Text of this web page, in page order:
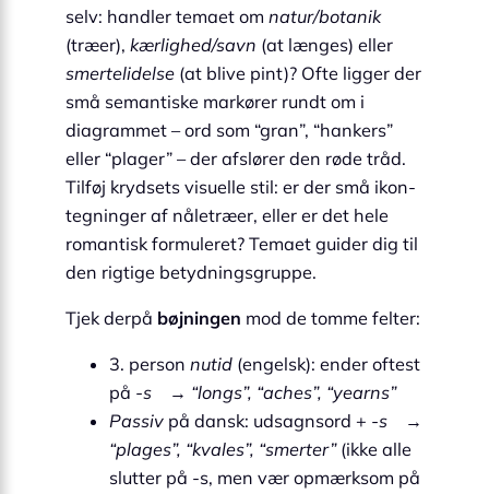
selv: handler temaet om natur/botanik
(træer), kærlighed/savn (at længes) eller
smertelidelse (at blive pint)? Ofte ligger der
små semantiske markører rundt om i
diagrammet – ord som “gran”, “hankers”
eller “plager” – der afslører den røde tråd.
Tilføj krydsets visuelle stil: er der små ikon-
tegninger af nåletræer, eller er det hele
romantisk formuleret? Temaet guider dig til
den rigtige betydningsgruppe.
Tjek derpå bøjningen mod de tomme felter:
3. person nutid (engelsk): ender oftest
på -s → “longs”, “aches”, “yearns”
Passiv på dansk: udsagnsord + -s →
“plages”, “kvales”, “smerter”(ikke alle
slutter på -s, men vær opmærksom på